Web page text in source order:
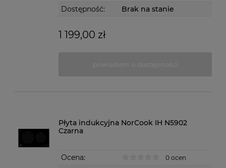
Dostępność: Brak na stanie
1 199,00 zł
Płyta indukcyjna NorCook IH N5902
Czarna
Ocena: 0 ocen